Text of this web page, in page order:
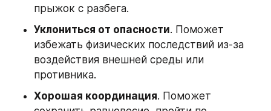
прыжок с разбега.
Уклониться от опасности. Поможет
избежать физических последствий из-за
воздействия внешней среды или
противника.
Хорошая координация. Поможет